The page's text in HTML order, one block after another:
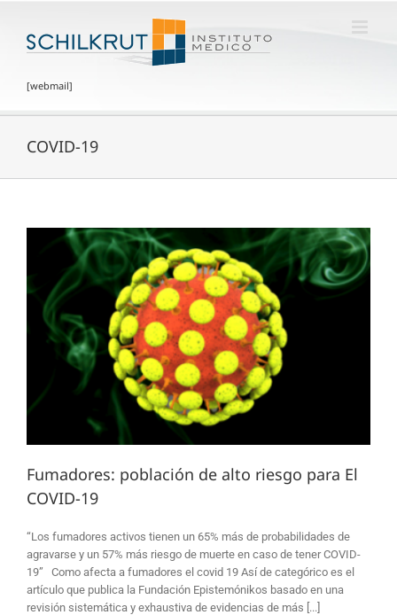
[webmail]
COVID-19
Fumadores: población de alto riesgo para El
COVID-19
“Los fumadores activos tienen un 65% más de probabilidades de
agravarse y un 57% más riesgo de muerte en caso de tener COVID-
19” Como afecta a fumadores el covid 19 Así de categórico es el
artículo que publica la Fundación Epistemónikos basado en una
revisión sistemática y exhaustiva de evidencias de más [...]